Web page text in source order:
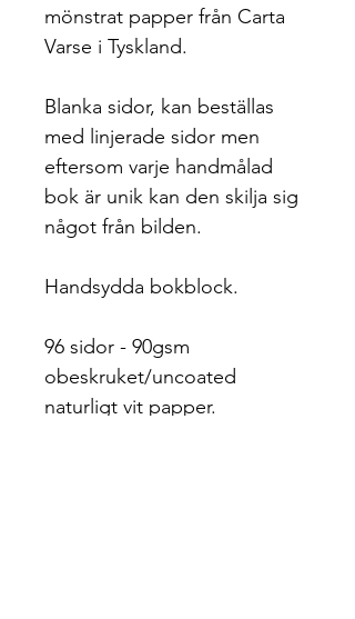
mönstrat papper från Carta
Varse i Tyskland.
Blanka sidor, kan beställas
med linjerade sidor men
eftersom varje handmålad
bok är unik kan den skilja sig
något från bilden.
Handsydda bokblock.
96 sidor - 90gsm
obeskruket/uncoated
naturligt vit papper.